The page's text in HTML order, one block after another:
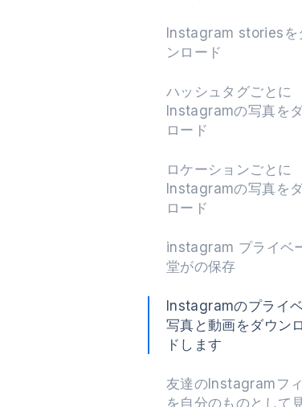
次
Instagram storiesを
ンロード
ハッシュタグごとに
Instagramの写真を
ロード
ロケーションごとに
Instagramの写真を
ロード
instagram プライベ
堂がの保存
Instagramのプライ
写真と動画をダウン
ドします
友達のInstagramフ
を自分のものとして